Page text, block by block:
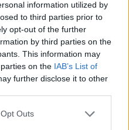
information utilized by
to third parties prior to
opt-out of the further
by third parties on the
This information may
on the IAB’s List of
further disclose it to other
uses one or more Google
Outs
komoly sérülésre.
azonban kiderült,
a fájdalmakat.
szükség, hiszen ez
nem múlik el, de
amivel ne
a csapatot. A
télre időzítette, ám az